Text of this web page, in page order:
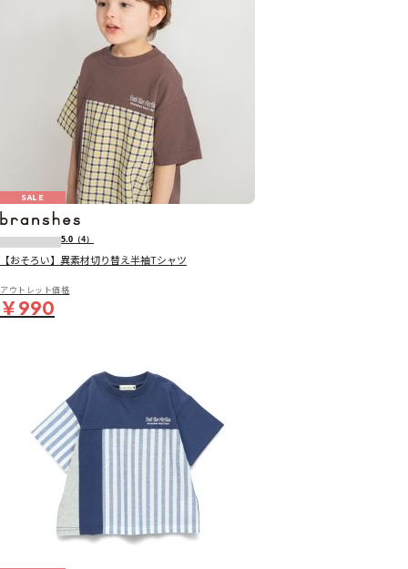
SALE
5.0 （4）
【おそろい】異素材切り替え半袖Tシャツ
アウトレット価格
￥990